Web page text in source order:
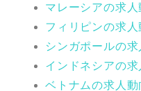
マレーシアの求人
フィリピンの求人
シンガポールの求
インドネシアの求
ベトナムの求人動